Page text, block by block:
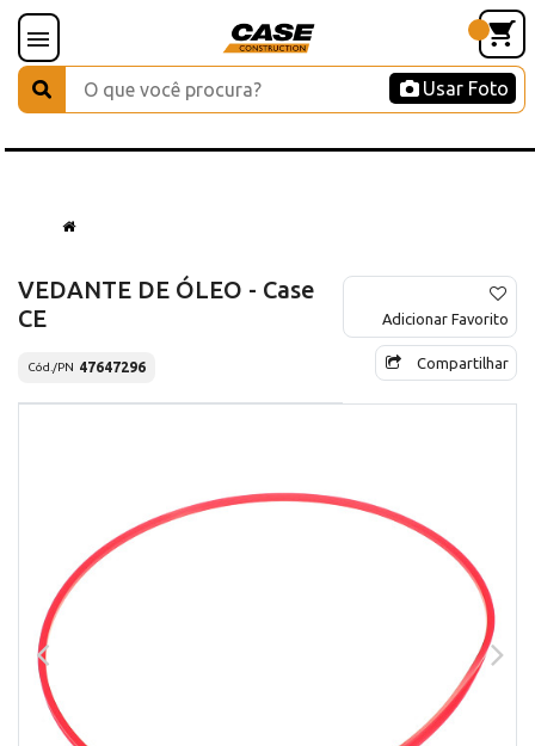
Usar Foto
VEDANTE DE ÓLEO - Case
CE
Cód./PN 47647296
Adicionar Favorito
Compartilhar